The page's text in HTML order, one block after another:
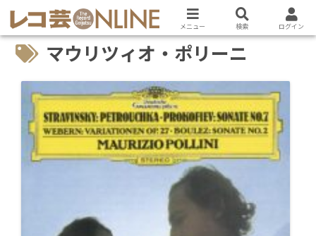
マウリツィオ・ポリーニ
メニュー 検索 ログイン